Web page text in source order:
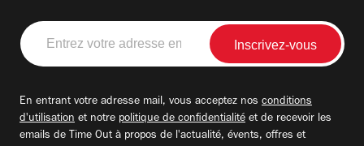
Entrez
votre
adresse
En entrant votre adresse mail, vous acceptez nos conditions
d'utilisation et notre politique de confidentialité et de recevoir les
emails de Time Out à propos de l'actualité, évents, offres et